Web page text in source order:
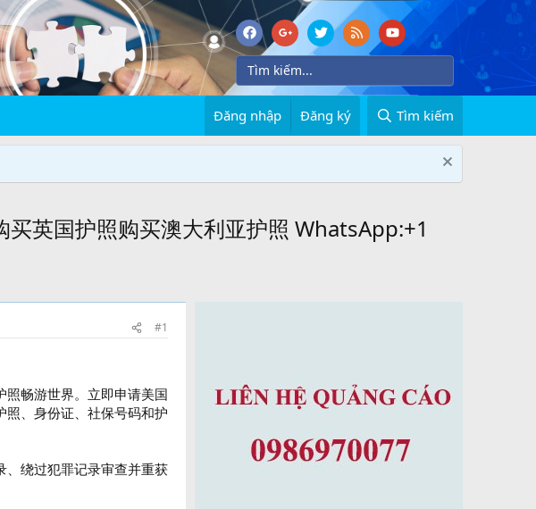
Đăng nhập Đăng ký Tìm kiếm
英国护照购买澳大利亚护照 WhatsApp:+1
#1
畅游世界。立即申请美国
、身份证、社保号码和护
、绕过犯罪记录审查并重获